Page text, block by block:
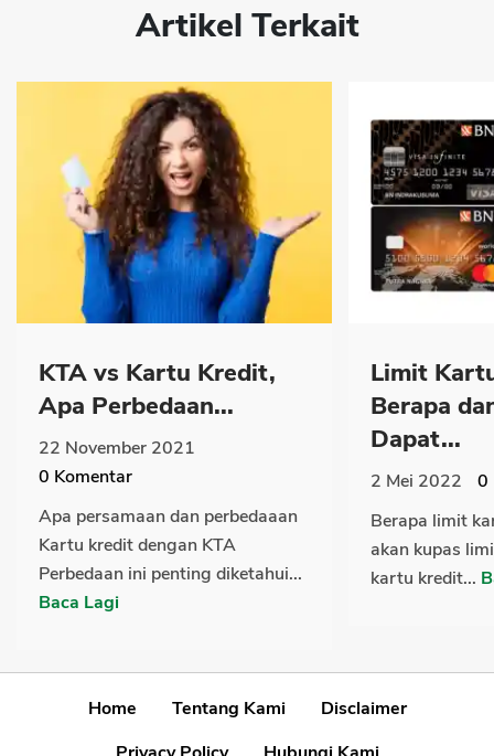
Artikel Terkait
KTA vs Kartu Kredit,
Apa Perbedaan...
22 November 2021
0 Komentar
Apa persamaan dan perbedaaan
Kartu kredit dengan KTA
Perbedaan ini penting diketahui...
Baca Lagi
Limit
Berapa
Dapat...
2 Mei 2022 0
Berapa limit
akan kupas
kartu kredit...
Home Tentang Kami
Disclaimer